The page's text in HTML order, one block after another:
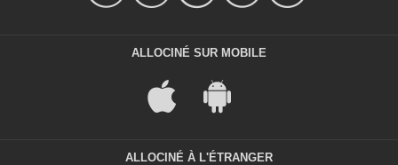
ALLOCINÉ SUR MOBILE
ALLOCINÉ À L'ÉTRANGER